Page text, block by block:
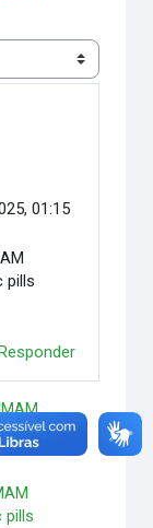
01:15
pills
Responder
pills
pills